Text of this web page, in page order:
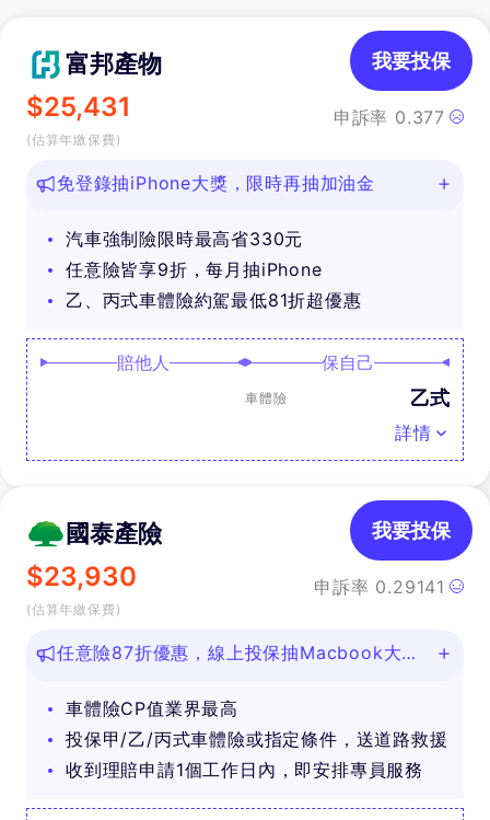
富邦產物
$25,431
(估算年繳保費)
申訴率 0.377
我要投保
免登錄抽iPhone大獎，限時再抽加油金
汽車強制險限時最高省330元
任意險皆享9折，每月抽iPhone
乙、丙式車體險約駕最低81折超優惠
賠他人 保自己
車體險 乙式
詳情
國泰產險
$23,930
(估算年繳保費)
申訴率 0.29141
我要投保
任意險87折優惠，線上投保抽Macbook大
車體險CP值業界最高
投保甲/乙/丙式車體險或指定條件，送道路救援
收到理賠申請1個工作日內，即安排專員服務